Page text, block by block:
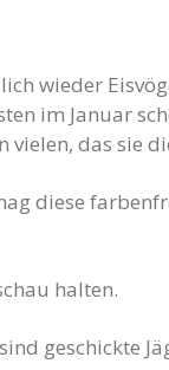
wieder
im Januar
das sie
diese
halten.
geschickte